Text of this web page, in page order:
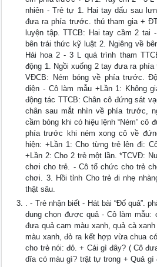
nhiên - Trẻ tự 1. Hai tay dấu sau
đưa ra phía trước. thú tham gia +
luyện tập. TTCB: Hai tay cầm 2 tai
bên trái thức kỹ luật 2. Ngiêng về
Hái hoa 2 - 3 L quá trình tham
động 1. Ngồi xuống 2 tay đưa ra
VĐCB: Ném bóng về phía trước.
diện - Cô làm mẫu +Lần 1: Không
động tác TTCB: Chân cô đứng sát
chân sau mắt nhìn về phía trước,
cầm bóng khi có hiệu lệnh “Ném” cô
phía trước khi ném xong cô về
hiện: +Lần 1: Cho từng trẻ lên đi:
+Lần 2: Cho 2 trẻ một lần. *TCVĐ:
chơi cho trẻ. - Cô tổ chức cho trẻ
chơi. 3. Hồi tỉnh Cho trẻ đi nhẹ
thật sâu.
. - Trẻ nhận biết - Hát bài “Đố quả”.
dung chọn được quả - Cô làm
đưa quả cam màu xanh, quả cà
màu xanh, đỏ ra kết hợp vừa chua
cho trẻ nói: đỏ. + Cái gì đây? ( Cô
dĩa có màu gì? trật tự trong + Quả gì